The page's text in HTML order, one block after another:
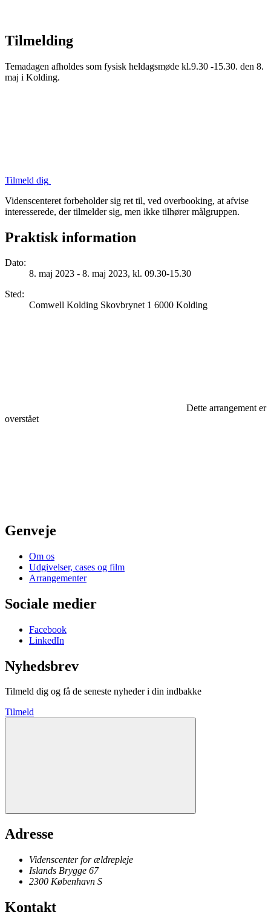
Tilmelding
Temadagen afholdes som fysisk heldagsmøde kl.9.30 -15.30. den 8.
maj i Kolding.
Tilmeld dig
Videnscenteret forbeholder sig ret til, ved overbooking, at afvise
interesserede, der tilmelder sig, men ikke tilhører målgruppen.
Praktisk information
Dato:
8. maj 2023 - 8. maj 2023, kl. 09.30-15.30
Sted:
Comwell Kolding Skovbrynet 1 6000 Kolding
Dette arrangement er
overstået
Genveje
Om os
Udgivelser, cases og film
Arrangementer
Sociale medier
Facebook
LinkedIn
Nyhedsbrev
Tilmeld dig og få de seneste nyheder i din indbakke
Tilmeld
Adresse
Videnscenter for ældrepleje
Islands Brygge 67
2300 København S
Kontakt